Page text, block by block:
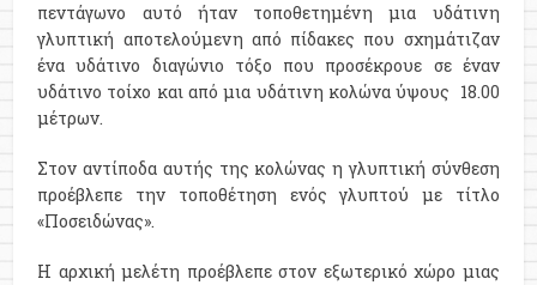
πεντάγωνο αυτό ήταν τοποθετημένη μια υδάτινη
γλυπτική αποτελούμενη από πίδακες που σχημάτιζαν
ένα υδάτινο διαγώνιο τόξο που προσέκρουε σε έναν
υδάτινο τοίχο και από μια υδάτινη κολώνα ύψους 18.00
μέτρων.
Στον αντίποδα αυτής της κολώνας η γλυπτική σύνθεση
προέβλεπε την τοποθέτηση ενός γλυπτού με τίτλο
«Ποσειδώνας».
Η αρχική μελέτη προέβλεπε στον εξωτερικό χώρο μιας